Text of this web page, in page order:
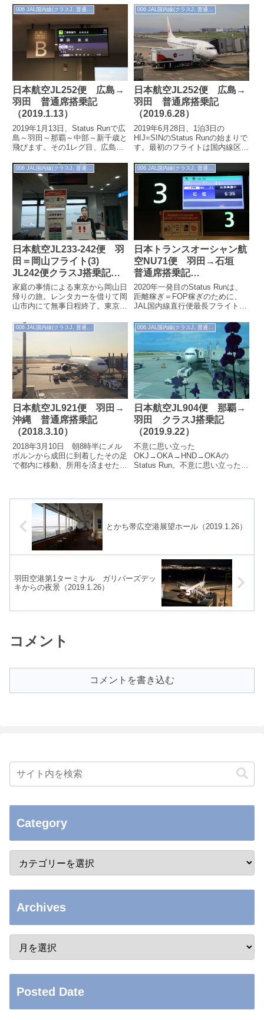
日本航空JL252便 広島→
羽田 普通席搭乗記
（2019.1.13）
2019年1月13日、Status Runで広
島～羽田～那覇～中部～新千歳と
飛びます。その1レグ目、広島～
今回は景色を楽しみ、それ...
日本航空JL252便 広島→
羽田 普通席搭乗記
（2019.6.28）
2019年6月28日、1泊3日の
HIJ=SINのStatus Runの始まりで
す。最初のフライトは国内線区
空港から羽田空港に向かい...
006 JAL国内線(クラスJ, 普通席)
日本航空JL233-242便 羽
田＝岡山フライト(3)
JL242便クラスJ搭乗記
（2020/5）
家庭の事情による東京から岡山日
帰りの旅。レンタカーを借りて岡
山市内にて無事日程終了。東京へ
太郎空港18:00前、レンタカーを
返却。...
006 JAL国内線(クラスJ, 普通席)
日本トランスオーシャン航
空NU71便 羽田→石垣
普通席搭乗記
（2020.1.12）
2020年一発目のStatus Runは、
距離稼ぎ＝FOP稼ぎのために、
JAL国内線直行便最長フライトで
です。■搭乗ラウンジで朝食...
日本航空JL921便 羽田→
沖縄 普通席搭乗記
（2018.3.10）
2018年3月10日 朝8時半にメル
ボルンから成田に到着したその足
で都内に移動、所用を済ませた
日本航空JL904便 那覇→
羽田 クラスJ搭乗記
（2019.9.22）
不意に思い立った
OKJ→OKA→HND→OKAの
Status Run。不意に思い立ったが
とかち帯広空港展望ホール（2019.1.26）
羽田空港第1ターミナル ガリバーズデッ
キからの夜景（2019.1.26）
コメント
コメントを書き込む
Category
Archives
Posted Date